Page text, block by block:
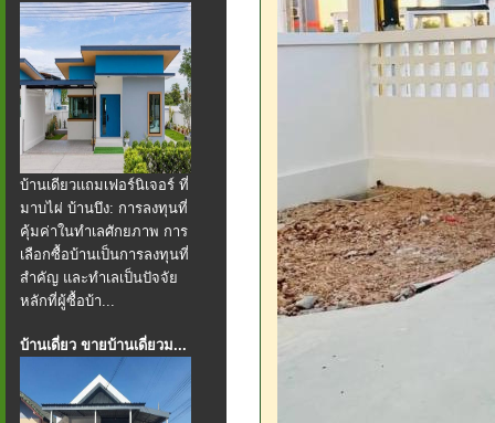
บ้านเดียวแถมเฟอร์นิเจอร์ ที่
มาบไผ่ บ้านบึง: การลงทุนที่
คุ้มค่าในทำเลศักยภาพ การ
เลือกซื้อบ้านเป็นการลงทุนที่
สำคัญ และทำเลเป็นปัจจัย
หลักที่ผู้ซื้อบ้า...
บ้านเดี่ยว ขายบ้านเดี่ยวม...